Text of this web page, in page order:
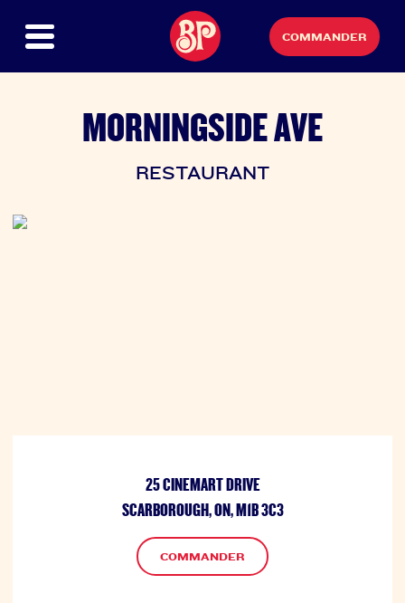
COMMANDER
MORNINGSIDE AVE
RESTAURANT
25 CINEMART DRIVE
SCARBOROUGH, ON, M1B 3C3
COMMANDER